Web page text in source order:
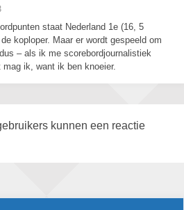
staat Nederland 1e (16, 5
koploper. Maar er wordt gespeeld om
– als ik me scorebordjournalistiek
ik, want ik ben knoeier.
kunnen een reactie